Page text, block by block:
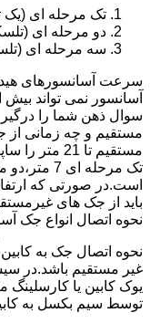
تک مرحله ای (یک
دو مرحله ای
سه مرحله ای
سرعت آسانسورهای
آسانسور نمی تواند
سوال ذهن شما را
مستقیم و چه زمانی از
مستقیم تا
باید از جک های
نحوه اتصال انواع جک
نحوه اتصال جک به
غیر مستقیم باشد.در
یوک کابین یا
توسط سیم بکسل به